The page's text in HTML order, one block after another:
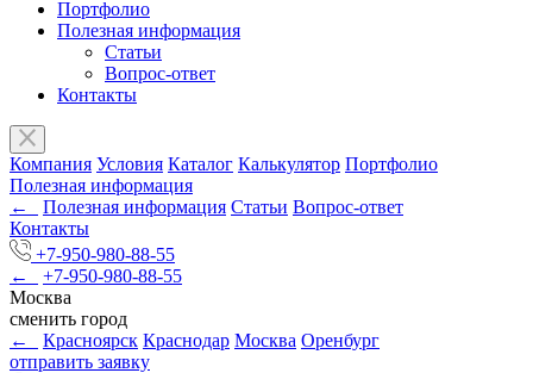
Портфолио
Полезная информация
Статьи
Вопрос-ответ
Контакты
Компания Условия Каталог Калькулятор Портфолио
Полезная информация
←
Полезная информация Статьи Вопрос-ответ
Контакты
+7-950-980-88-55
←
+7-950-980-88-55
Москва
сменить город
←
Красноярск Краснодар Москва Оренбург
отправить заявку